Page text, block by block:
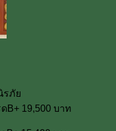
รภัย
B+ 19,500 บาท